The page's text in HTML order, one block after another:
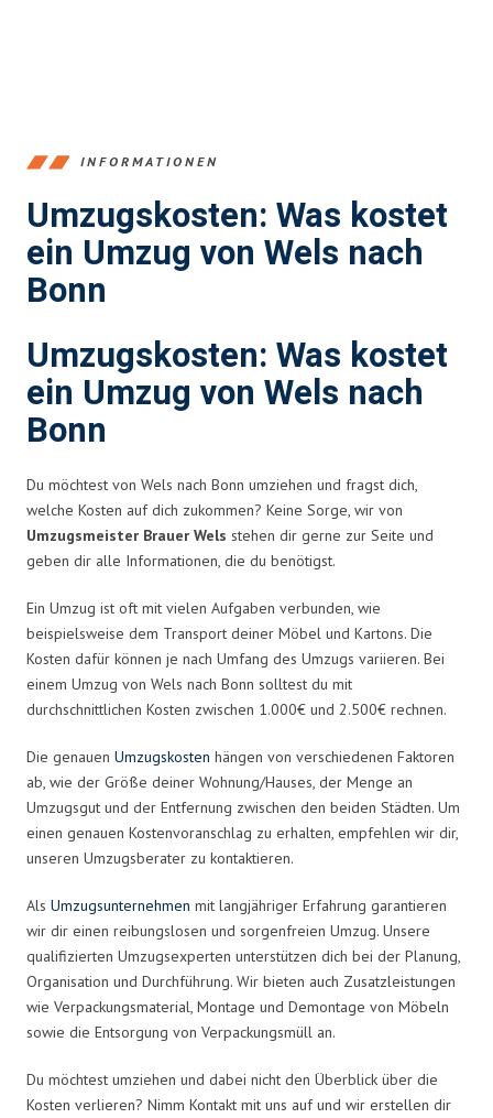
INFORMATIONEN
Umzugskosten: Was kostet
ein Umzug von Wels nach
Bonn
Umzugskosten: Was kostet
ein Umzug von Wels nach
Bonn
Du möchtest von Wels nach Bonn umziehen und fragst dich,
welche Kosten auf dich zukommen? Keine Sorge, wir von
Umzugsmeister Brauer Wels stehen dir gerne zur Seite und
geben dir alle Informationen, die du benötigst.
Ein Umzug ist oft mit vielen Aufgaben verbunden, wie
beispielsweise dem Transport deiner Möbel und Kartons. Die
Kosten dafür können je nach Umfang des Umzugs variieren. Bei
einem Umzug von Wels nach Bonn solltest du mit
durchschnittlichen Kosten zwischen 1.000€ und 2.500€ rechnen.
Die genauen Umzugskosten hängen von verschiedenen Faktoren
ab, wie der Größe deiner Wohnung/Hauses, der Menge an
Umzugsgut und der Entfernung zwischen den beiden Städten. Um
einen genauen Kostenvoranschlag zu erhalten, empfehlen wir dir,
unseren Umzugsberater zu kontaktieren.
Als Umzugsunternehmen mit langjähriger Erfahrung garantieren
wir dir einen reibungslosen und sorgenfreien Umzug. Unsere
qualifizierten Umzugsexperten unterstützen dich bei der Planung,
Organisation und Durchführung. Wir bieten auch Zusatzleistungen
wie Verpackungsmaterial, Montage und Demontage von Möbeln
sowie die Entsorgung von Verpackungsmüll an.
Du möchtest umziehen und dabei nicht den Überblick über die
Kosten verlieren? Nimm Kontakt mit uns auf und wir erstellen dir